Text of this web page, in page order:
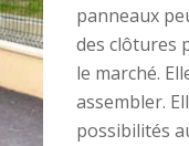
panneaux
des clôtures
le marché.
assembler.
possibilités